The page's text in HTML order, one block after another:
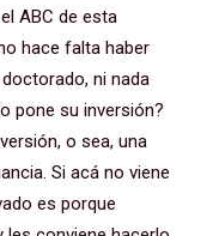
ABC de esta
hace falta haber
ni nada
pone su inversión?
o sea, una
Si acá no viene
es porque